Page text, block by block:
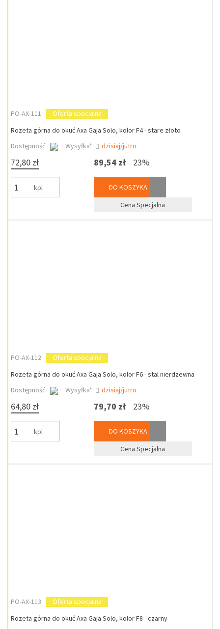
PO-AX-111
Oferta specjalna
Rozeta górna do okuć Axa Gaja Solo, kolor F4 - stare złoto
Dostępność
Wysyłka*: dzisiaj/jutro
72,80 zł
kpl
89,54 zł 23%
DO KOSZYKA
Cena Specjalna
PO-AX-112
Oferta specjalna
Rozeta górna do okuć Axa Gaja Solo, kolor F6 - stal nierdzewna
Dostępność
Wysyłka*: dzisiaj/jutro
64,80 zł
kpl
79,70 zł 23%
DO KOSZYKA
Cena Specjalna
PO-AX-113
Oferta specjalna
Rozeta górna do okuć Axa Gaja Solo, kolor F8 - czarny